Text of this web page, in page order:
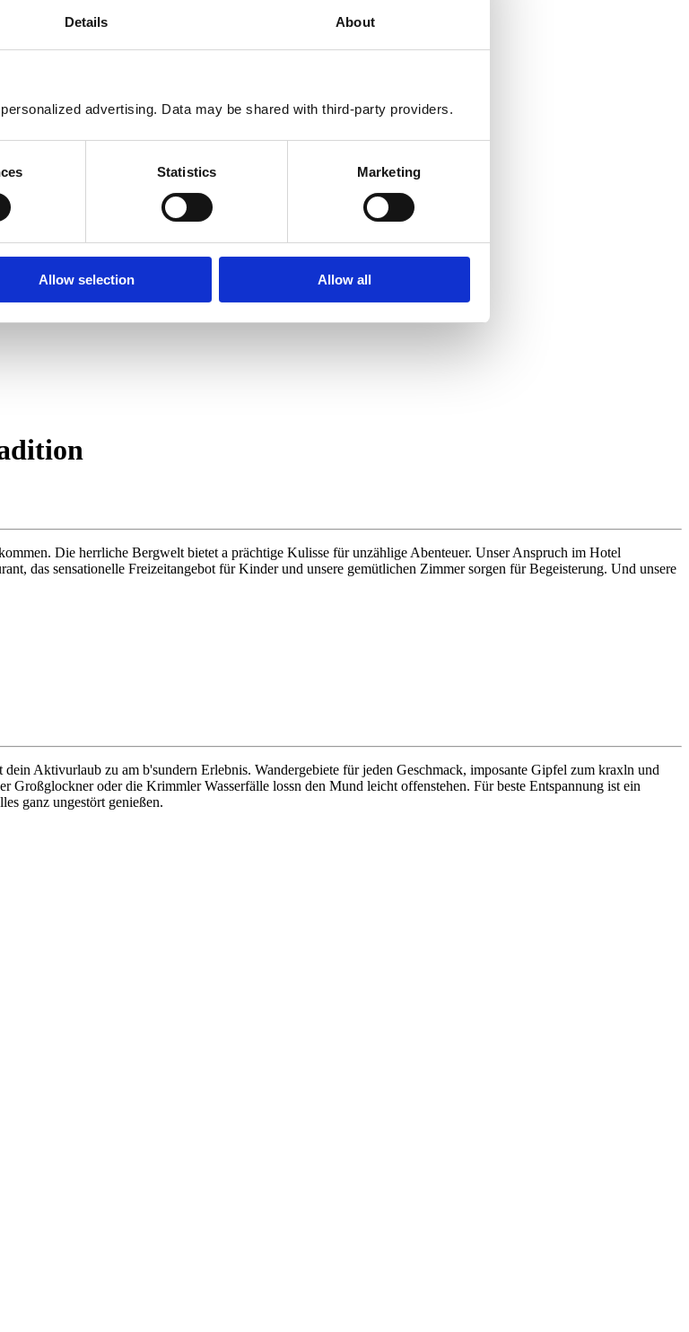
Details About
advertising. Data may be shared with third-party providers.
Statistics Marketing
Allow selection Allow all
Die herrliche Bergwelt bietet a prächtige Kulisse für unzählige Abenteuer. Unser Anspruch im Hotel
das sensationelle Freizeitangebot für Kinder und unsere gemütlichen Zimmer sorgen für Begeisterung. Und unsere
Aktivurlaub zu am b'sundern Erlebnis. Wandergebiete für jeden Geschmack, imposante Gipfel zum kraxln und
oder die Krimmler Wasserfälle lossn den Mund leicht offenstehen. Für beste Entspannung ist ein
ganz ungestört genießen.